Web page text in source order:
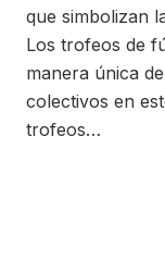
que simbolizan
Los trofeos de
manera única
colectivos en
trofeos…